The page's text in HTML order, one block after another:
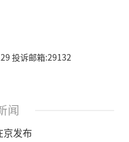
投诉邮箱:29132
闻
京发布